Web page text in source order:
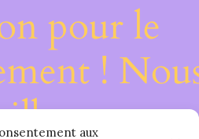
aux
pour le
!
sur